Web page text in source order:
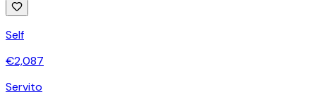
Self
€2,087
Servito